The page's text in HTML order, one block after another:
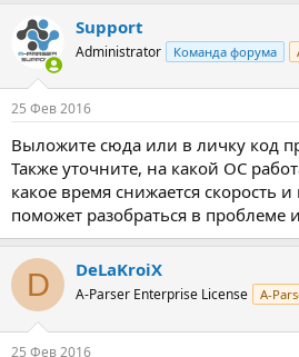
Support
Administrator Команда форума
25 Фев 2016
Выложите сюда или в личку код
Также уточните, на какой ОС
какое время снижается скорость и
поможет разобраться в проблеме
D DeLaKroiX
A-Parser Enterprise License A-
25 Фев 2016